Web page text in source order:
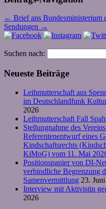
← Brief ans Bundesministerium
Sendungen →
Suchen nach:
Neueste Beiträge
Leihmutterschaft aus
im Deutschlandfunk
2026
Leihmutterschaft Fall
Stellungnahme des
Referentenentwurf eines
Kindschaftsrechts
KiMoG) vom 11. Mai
Positionspapier von DI-
verbindliche Begrenzung
Samenvermittlung 23.
Interview mit Aktivistin
2026